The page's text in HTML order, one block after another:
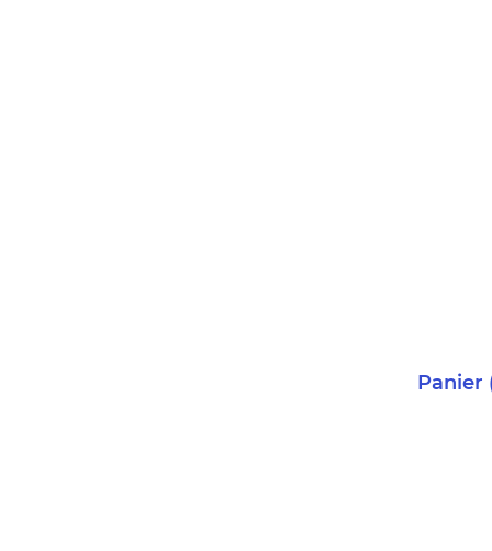
Panier